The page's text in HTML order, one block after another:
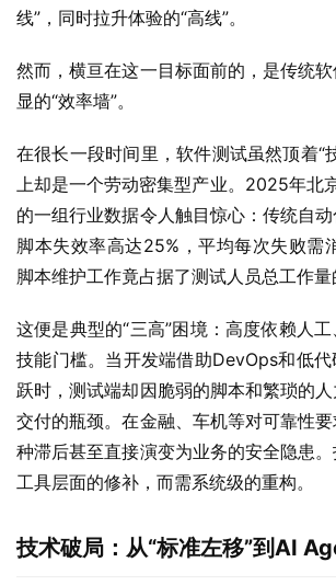
线”，同时拉升体验的“高线”。
然而，横亘在这一目标面前的，是传统
显的“效率墙”。
在很长一段时间里，软件测试虽然顶着“
上却是一个劳动密集型产业。2025年北
的一组行业数据令人触目惊心：传统自
脚本失效率高达25%，平均每次失败需
脚本维护工作竟占据了测试人员总工作量
这便是典型的“三高”困境：高度依赖人
技能门槛。当开发端借助DevOps和低
跃时，测试端却因脆弱的脚本和繁琐的
交付的瓶颈。在金融、车机等对可靠性
种滞后甚至直接演变为业务的安全隐患
工具层面的修补，而需系统级的重构。
技术破局：从“标准左移”到AI